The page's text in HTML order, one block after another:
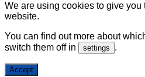
We are using cookies to give
website.
You can find out more about
switch them off in
settings .
Accept